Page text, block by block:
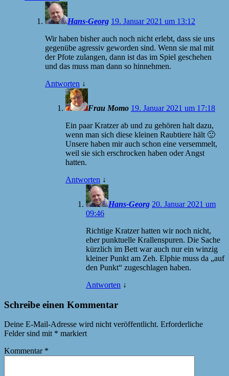
Hans-Georg 19. Januar 2021 um 13:12
Wir haben bisher auch noch nicht erlebt, dass sie uns
gegenübe agressiv geworden sind. Wenn sie mal mit
der Pfote zulangen, dann ist das im Spiel geschehen
und das muss man dann so hinnehmen.
Antworten ↓
Frau Momo 19. Januar 2021 um 17:18
Ein paar Kratzer ab und zu gehören halt dazu,
wenn man sich diese kleinen Raubtiere hält 🙂
Unsere haben mir auch schon eine versemmelt,
weil sie sich erschrocken haben oder Angst
hatten.
Antworten ↓
Hans-Georg 20. Januar 2021 um
09:46
Richtige Kratzer hatten wir noch nicht,
eher punktuelle Krallenspuren. Die Sache
kürzlich im Bett war auch nur ein winzig
kleiner Punkt am Zeh. Elphie muss da „auf
den Punkt“ zugeschlagen haben.
Antworten ↓
Schreibe einen Kommentar
Deine E-Mail-Adresse wird nicht veröffentlicht. Erforderliche
Felder sind mit * markiert
Kommentar *